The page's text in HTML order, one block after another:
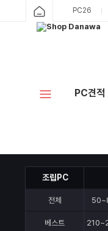
PC26
PC견적
조립PC
전체
베스트